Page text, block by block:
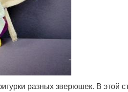
разных зверюшек. В этой